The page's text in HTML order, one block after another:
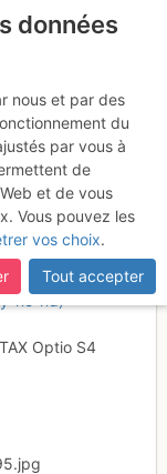
nc-nd)
Optio S4
données
nous et par des
du
par vous à
de
et de vous
Vous pouvez les
vos choix.
Tout accepter